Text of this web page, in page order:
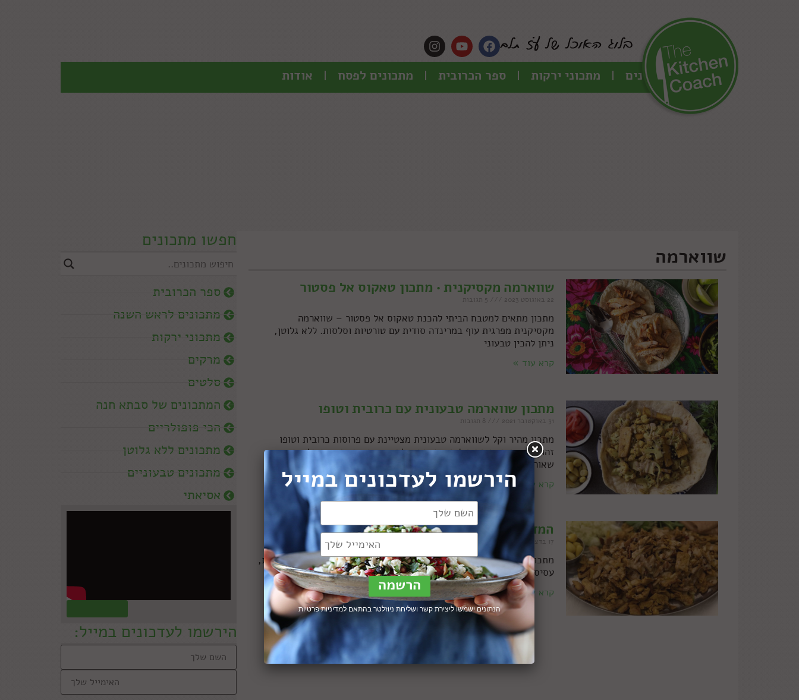
כל המתכונים מתכוני ירקות ספר הכרובית מתכונים לפסח אודות
חפשו מתכונים
ספר הכרובית
מתכונים לראש השנה
מתכוני ירקות
מרקים
סלטים
המתכונים של סבתא חנה
הכי פופולריים
מתכונים ללא גלוטן
מתכונים טבעוניים
אסיאתי
הירשמו לעדכונים במייל:
שווארמה
שווארמה מקסיקנית • מתכון טאקוס אל פסטור
22 באוגוסט 2023
מתכון מתאים למטבח הביתי להכנת טאקוס אל פסטור – שווארמה
מקסיקנית מפרגית עוף במרינדה סודית עם טורטיות וסלסות. ללא גלוטן,
ניתן להכין טבעוני
קרא עוד »
מתכון שווארמה טבעונית עם כרובית וטופו
31 באוקטובר 2021
מתכון מהיר וקל לשווארמה טבעונית מצטיינת עם פרוסות כרובית וטופו
זהובות ועסיסיות בתיבול מנצח. כדאי להגיש עם טחינה ועוד סלטים
שאוהבים
קרא עוד »
המדריך: איך להכין שווארמה ביתית מושלמת
17 בדצמבר 2020
מתכון מנצח של עז תלם, שלב אחרי שלב, להכנת שווארמה ביתית מושלמת,
עסיסית ומלאה בטעם ממש כמו בדוכנים
קרא עוד »
הירשמו לעדכונים במייל
הנתונים ישמשו ליצירת קשר ושליחת ניוזלטר בהתאם למדיניות פרטיות